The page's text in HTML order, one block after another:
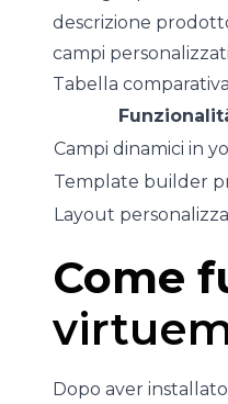
descrizione
campi personalizzati
Tabella
Campi dinamici in
Template builder
Layout
Come
Dopo aver installato